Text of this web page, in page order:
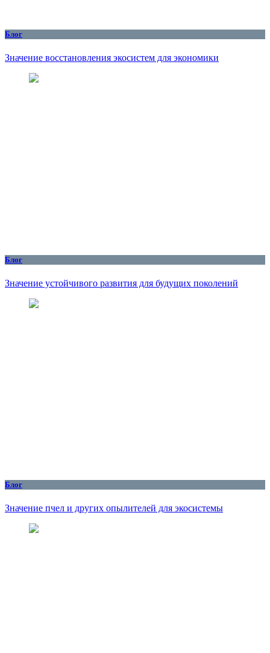
Блог
Значение восстановления экосистем для экономики
Блог
Значение устойчивого развития для будущих поколений
Блог
Значение пчел и других опылителей для экосистемы